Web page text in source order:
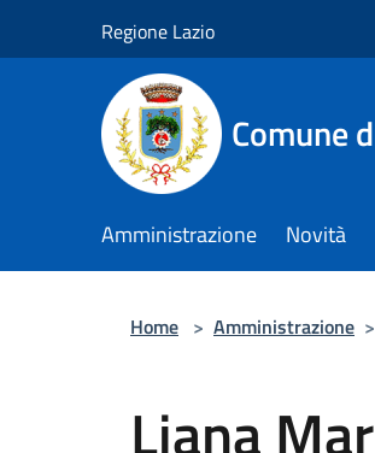
Regione Lazio
Comune
Amministrazione Novità
Home > Amministrazione >
Liana